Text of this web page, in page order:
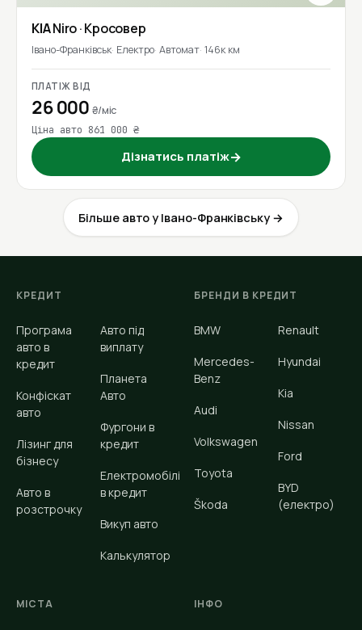
KIANiro· Кросовер
Івано-Франківськ Електро Автомат 146к км
ПЛАТІЖ ВІД
26 000 ₴/міс
Ціна авто 861 000 ₴
Дізнатись платіж→
Більше авто у Івано-Франківську →
КРЕДИТ
Програма
авто в
кредит
Конфіскат
авто
Лізинг для
бізнесу
Авто в
розстрочку
Авто під
виплату
Планета
Авто
Фургони в
кредит
Електромобілі
в кредит
Викуп авто
Калькулятор
БРЕНДИ В КРЕДИТ
BMW
Mercedes-
Benz
Audi
Volkswagen
Toyota
Škoda
Renault
Hyundai
Kia
Nissan
Ford
BYD
(електро)
МІСТА ІНФО